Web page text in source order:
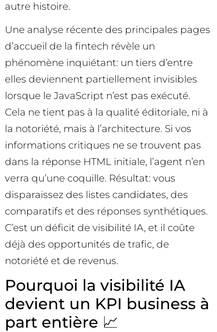
autre histoire.
Une analyse récente des principales pages
d’accueil de la fintech révèle un
phénomène inquiétant: un tiers d’entre
elles deviennent partiellement invisibles
lorsque le JavaScript n’est pas exécuté.
Cela ne tient pas à la qualité éditoriale, ni à
la notoriété, mais à l’architecture. Si vos
informations critiques ne se trouvent pas
dans la réponse HTML initiale, l’agent n’en
verra qu’une coquille. Résultat: vous
disparaissez des listes candidates, des
comparatifs et des réponses synthétiques.
C’est un déficit de visibilité IA, et il coûte
déjà des opportunités de trafic, de
notoriété et de revenus.
Pourquoi la visibilité IA
devient un KPI business à
part entière 📈